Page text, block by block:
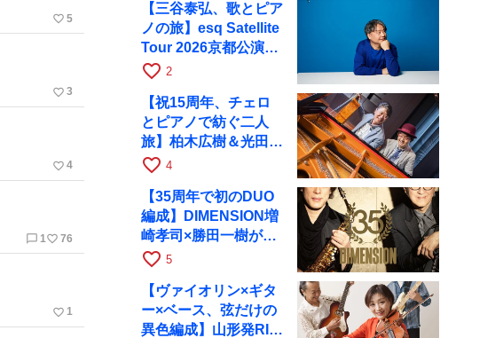
favorite_border 5
favorite_border 3
favorite_border 4
chat_bubble_outline 1 favorite_border 76
favorite_border 1
【三谷泰弘、歌とピア
ノの旅】esq Satellite
Tour 2026京都公演を
10月に開催
favorite_border 2
【祝15周年、チェロ
とピアノで紡ぐ二人
旅】柏木広樹＆光田健
一が11月12日に京都
favorite_border 4
【35周年で初のDUO
編成】DIMENSION増
崎孝司×勝田一樹が10
月11日に京都RAGへ
favorite_border 5
【ヴァイオリン×ギタ
ー×ベース、弦だけの
異色編成】山形発RIM